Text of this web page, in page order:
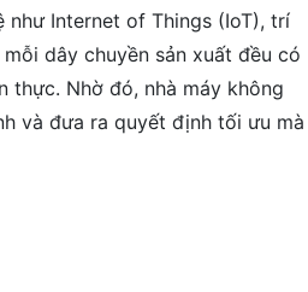
Internet of Things (IoT), trí
dây chuyền sản xuất đều có
thực. Nhờ đó, nhà máy không
và đưa ra quyết định tối ưu mà